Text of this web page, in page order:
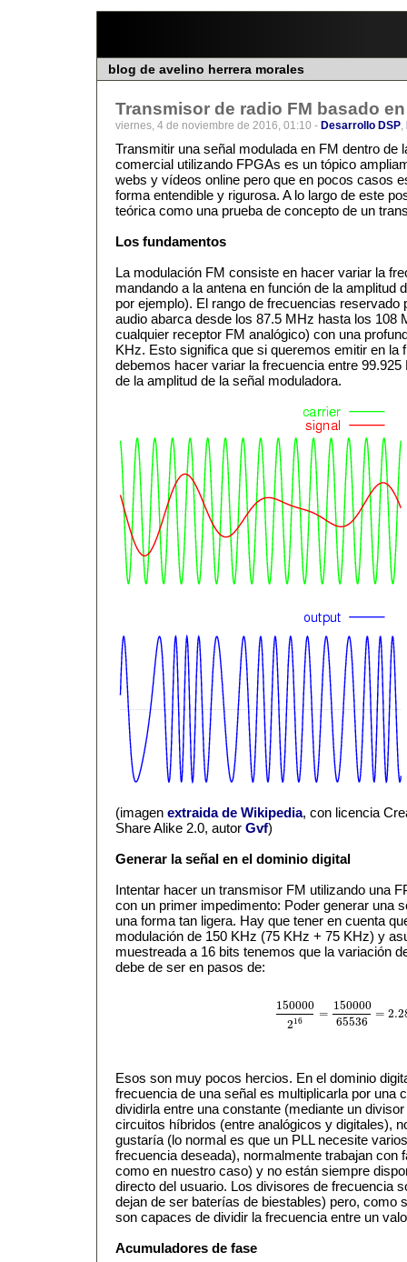
blog de avelino herrera morales
Transmisor de radio FM basado
viernes, 4 de noviembre de 2016, 01:10 - Desarrollo DSP,
Transmitir una señal modulada en FM dentro de
comercial utilizando FPGAs es un tópico
webs y vídeos online pero que en pocos casos
forma entendible y rigurosa. A lo largo de este
teórica como una prueba de concepto de un
Los fundamentos
La modulación FM consiste en hacer variar la
mandando a la antena en función de la amplitud
por ejemplo). El rango de frecuencias
audio abarca desde los 87.5 MHz hasta los 108
cualquier receptor FM analógico) con una
KHz. Esto significa que si queremos emitir en la
debemos hacer variar la frecuencia entre
de la amplitud de la señal moduladora.
(imagen extraida de Wikipedia, con licencia
Share Alike 2.0, autor Gvf)
Generar la señal en el dominio digital
Intentar hacer un transmisor FM utilizando una
con un primer impedimento: Poder generar una
una forma tan ligera. Hay que tener en cuenta
modulación de 150 KHz (75 KHz + 75 KHz) y
muestreada a 16 bits tenemos que la variación
debe de ser en pasos de:
150000
216 =
150000
65536
=
1500002 16= 15000065536=
Esos son muy pocos hercios. En el dominio
frecuencia de una señal es multiplicarla por una
dividirla entre una constante (mediante un
circuitos híbridos (entre analógicos y digitales),
gustaría (lo normal es que un PLL necesite
frecuencia deseada), normalmente trabajan con
como en nuestro caso) y no están siempre
directo del usuario. Los divisores de frecuencia
dejan de ser baterías de biestables) pero, como
son capaces de dividir la frecuencia entre un
Acumuladores de fase